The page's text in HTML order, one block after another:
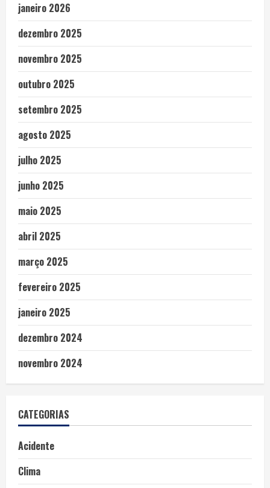
janeiro 2026
dezembro 2025
novembro 2025
outubro 2025
setembro 2025
agosto 2025
julho 2025
junho 2025
maio 2025
abril 2025
março 2025
fevereiro 2025
janeiro 2025
dezembro 2024
novembro 2024
CATEGORIAS
Acidente
Clima